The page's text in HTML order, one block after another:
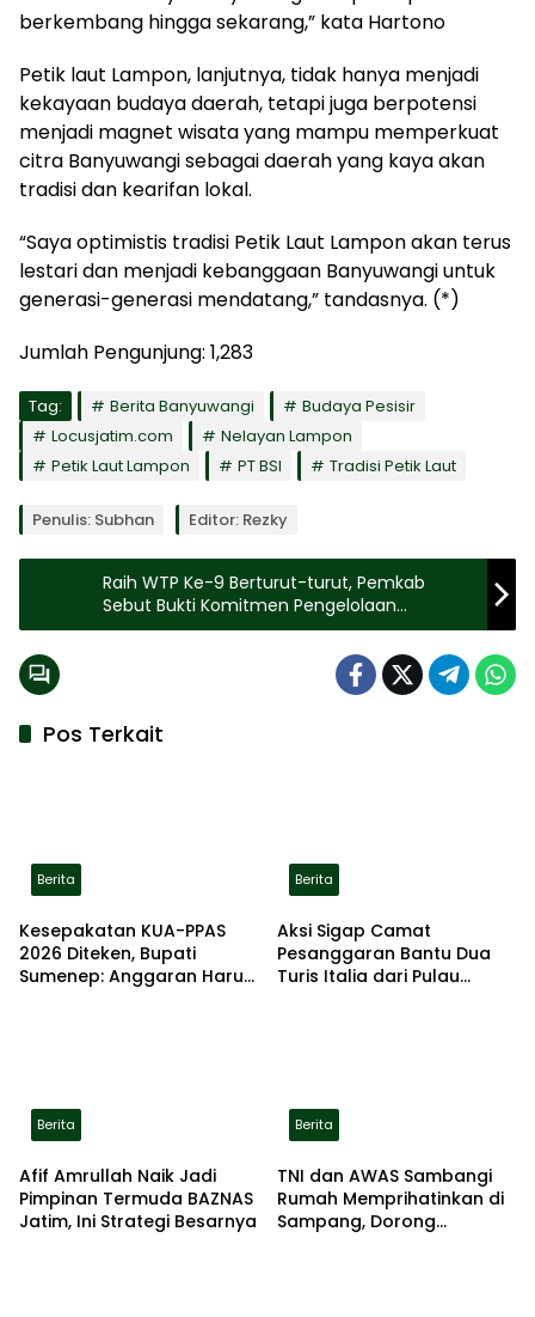
berkembang hingga sekarang,” kata Hartono
Petik laut Lampon, lanjutnya, tidak hanya menjadi
kekayaan budaya daerah, tetapi juga berpotensi
menjadi magnet wisata yang mampu memperkuat
citra Banyuwangi sebagai daerah yang kaya akan
tradisi dan kearifan lokal.
“Saya optimistis tradisi Petik Laut Lampon akan terus
lestari dan menjadi kebanggaan Banyuwangi untuk
generasi-generasi mendatang,” tandasnya. (*)
Jumlah Pengunjung: 1,283
Tag: Berita Banyuwangi
Budaya Pesisir
Locusjatim.com
Nelayan Lampon
Petik Laut Lampon
PT BSI Tradisi Petik Laut
Penulis: Subhan Editor: Rezky
Raih WTP Ke-9 Berturut-turut, Pemkab
Sebut Bukti Komitmen Pengelolaan
Keuangan yang Akuntabel di Sumenep
Pos Terkait
Berita
Kesepakatan KUA-PPAS
2026 Diteken, Bupati
Sumenep: Anggaran Harus
Berita
Aksi Sigap Camat
Pesanggaran Bantu Dua
Turis Italia dari Pulau
Berita
Afif Amrullah Naik Jadi
Pimpinan Termuda BAZNAS
Jatim, Ini Strategi Besarnya
Berita
TNI dan AWAS Sambangi
Rumah Memprihatinkan di
Sampang, Dorong